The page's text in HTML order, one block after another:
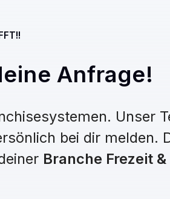
Anfrage!
Unser
bei dir melden.
Branche Frezeit